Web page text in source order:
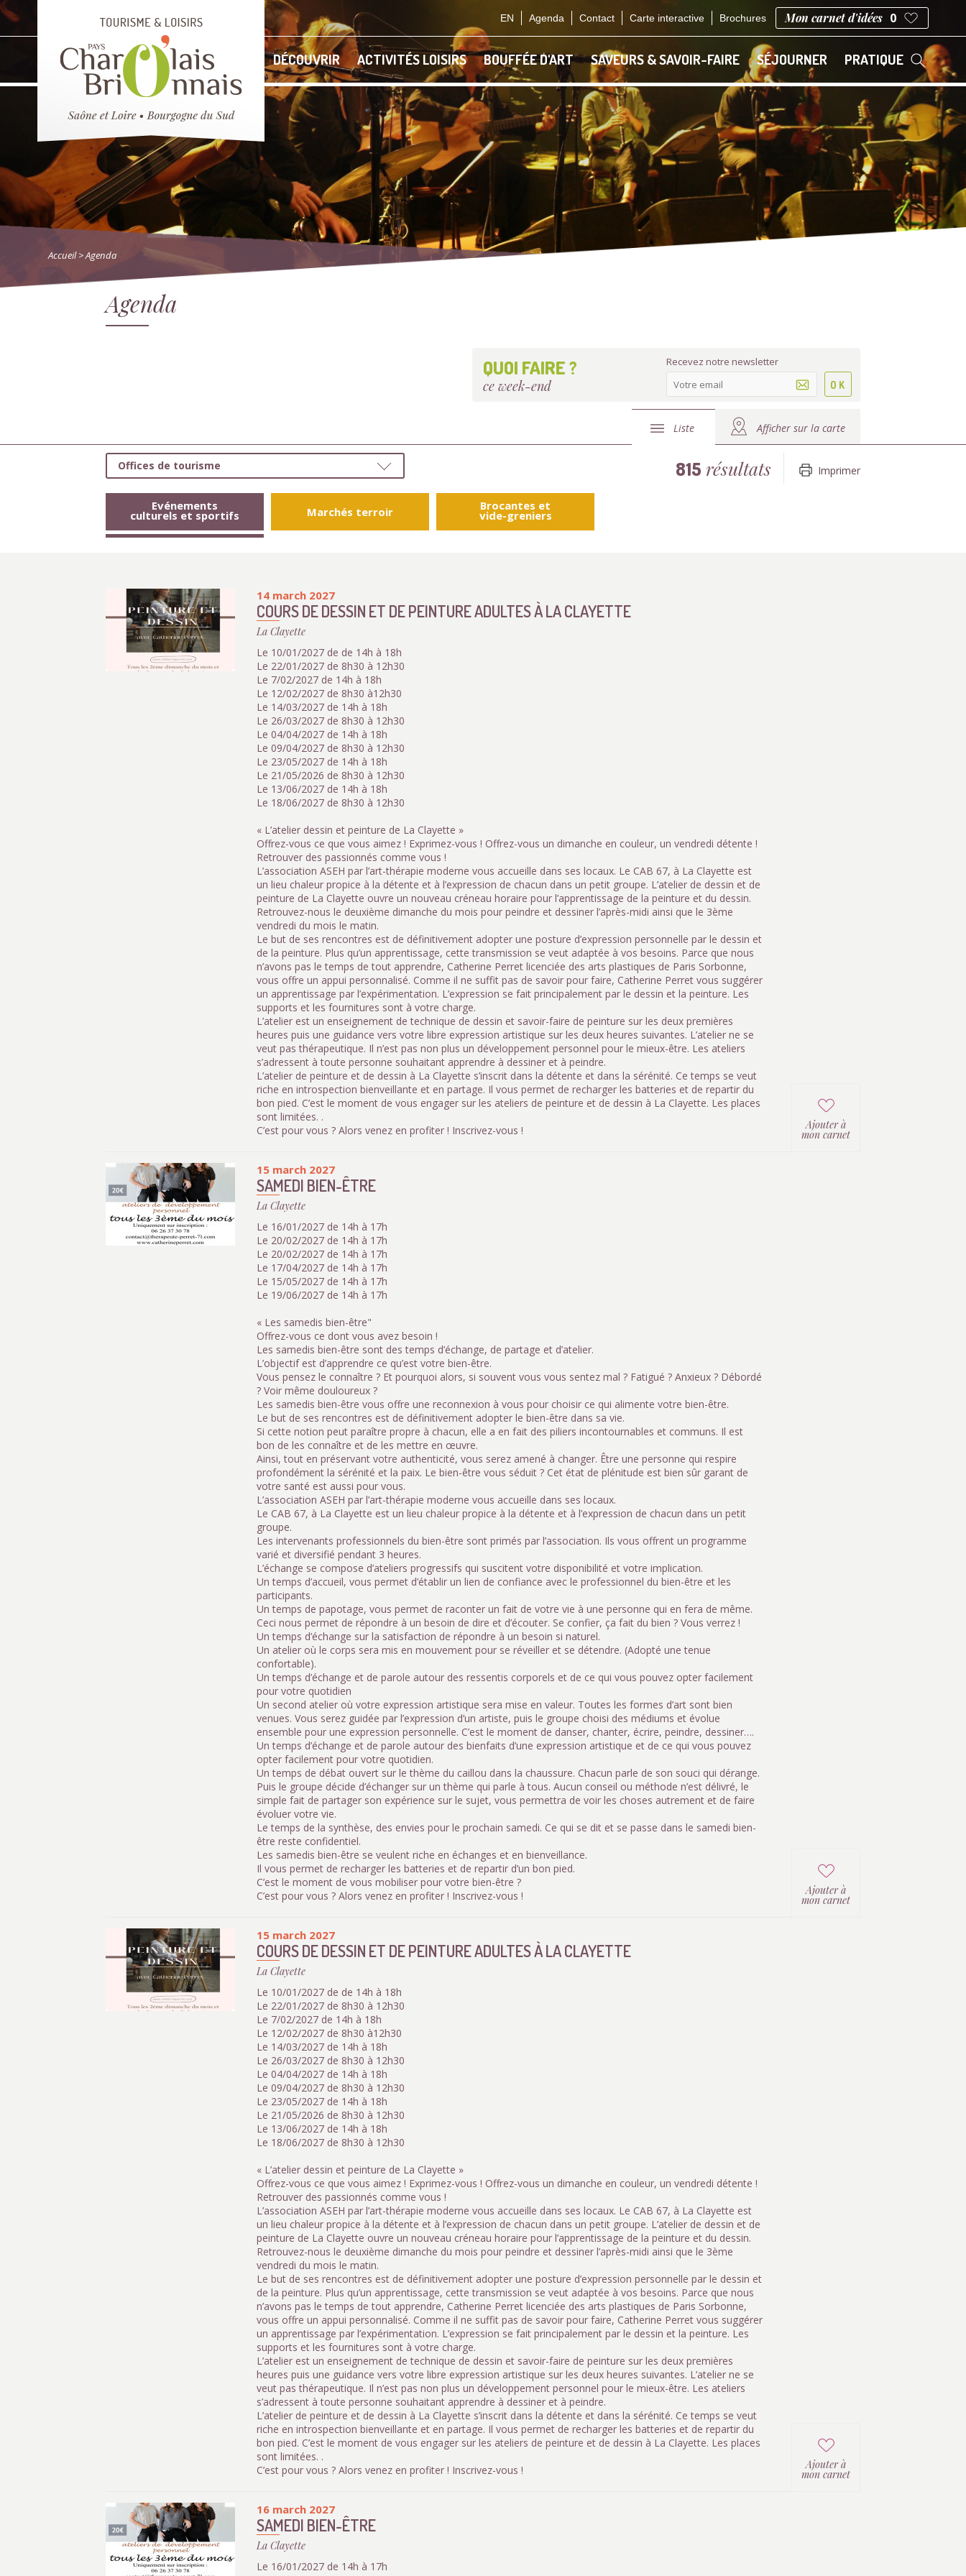
EN Agenda Contact Carte interactive Brochures Mon carnet d'idées 0
DÉCOUVRIR ACTIVITÉS LOISIRS BOUFFÉE D'ART SAVEURS & SAVOIR-FAIRE SÉJOURNER PRATIQUE
Accueil> Agenda
Agenda
QUOI FAIRE ?
ce week-end
Recevez notre newsletter
Liste Afficher sur la carte
Offices de tourisme 815 résultats Imprimer
Evénements
culturels et sportifs Marchés terroir Brocantes et
vide-greniers
14 march 2027
COURS DE DESSIN ET DE PEINTURE ADULTES À LA CLAYETTE
La Clayette
Le 10/01/2027 de de 14h à 18h
Le 22/01/2027 de 8h30 à 12h30
Le 7/02/2027 de 14h à 18h
Le 12/02/2027 de 8h30 à12h30
Le 14/03/2027 de 14h à 18h
Le 26/03/2027 de 8h30 à 12h30
Le 04/04/2027 de 14h à 18h
Le 09/04/2027 de 8h30 à 12h30
Le 23/05/2027 de 14h à 18h
Le 21/05/2026 de 8h30 à 12h30
Le 13/06/2027 de 14h à 18h
Le 18/06/2027 de 8h30 à 12h30
« L’atelier dessin et peinture de La Clayette »
Offrez-vous ce que vous aimez ! Exprimez-vous ! Offrez-vous un dimanche en couleur, un vendredi détente !
Retrouver des passionnés comme vous !
L’association ASEH par l’art-thérapie moderne vous accueille dans ses locaux. Le CAB 67, à La Clayette est
un lieu chaleur propice à la détente et à l’expression de chacun dans un petit groupe. L’atelier de dessin et de
peinture de La Clayette ouvre un nouveau créneau horaire pour l’apprentissage de la peinture et du dessin.
Retrouvez-nous le deuxième dimanche du mois pour peindre et dessiner l’après-midi ainsi que le 3ème
vendredi du mois le matin.
Le but de ses rencontres est de définitivement adopter une posture d’expression personnelle par le dessin et
de la peinture. Plus qu’un apprentissage, cette transmission se veut adaptée à vos besoins. Parce que nous
n’avons pas le temps de tout apprendre, Catherine Perret licenciée des arts plastiques de Paris Sorbonne,
vous offre un appui personnalisé. Comme il ne suffit pas de savoir pour faire, Catherine Perret vous suggérer
un apprentissage par l’expérimentation. L’expression se fait principalement par le dessin et la peinture. Les
supports et les fournitures sont à votre charge.
L’atelier est un enseignement de technique de dessin et savoir-faire de peinture sur les deux premières
heures puis une guidance vers votre libre expression artistique sur les deux heures suivantes. L’atelier ne se
veut pas thérapeutique. Il n’est pas non plus un développement personnel pour le mieux-être. Les ateliers
s’adressent à toute personne souhaitant apprendre à dessiner et à peindre.
L’atelier de peinture et de dessin à La Clayette s’inscrit dans la détente et dans la sérénité. Ce temps se veut
riche en introspection bienveillante et en partage. Il vous permet de recharger les batteries et de repartir du
bon pied. C’est le moment de vous engager sur les ateliers de peinture et de dessin à La Clayette. Les places
sont limitées. .
C’est pour vous ? Alors venez en profiter ! Inscrivez-vous !
Ajouter à
mon carnet
15 march 2027
SAMEDI BIEN-ÊTRE
La Clayette
Le 16/01/2027 de 14h à 17h
Le 20/02/2027 de 14h à 17h
Le 20/02/2027 de 14h à 17h
Le 17/04/2027 de 14h à 17h
Le 15/05/2027 de 14h à 17h
Le 19/06/2027 de 14h à 17h
« Les samedis bien-être"
Offrez-vous ce dont vous avez besoin !
Les samedis bien-être sont des temps d’échange, de partage et d’atelier.
L’objectif est d’apprendre ce qu’est votre bien-être.
Vous pensez le connaître ? Et pourquoi alors, si souvent vous vous sentez mal ? Fatigué ? Anxieux ? Débordé
? Voir même douloureux ?
Les samedis bien-être vous offre une reconnexion à vous pour choisir ce qui alimente votre bien-être.
Le but de ses rencontres est de définitivement adopter le bien-être dans sa vie.
Si cette notion peut paraître propre à chacun, elle a en fait des piliers incontournables et communs. Il est
bon de les connaître et de les mettre en œuvre.
Ainsi, tout en préservant votre authenticité, vous serez amené à changer. Être une personne qui respire
profondément la sérénité et la paix. Le bien-être vous séduit ? Cet état de plénitude est bien sûr garant de
votre santé est aussi pour vous.
L’association ASEH par l’art-thérapie moderne vous accueille dans ses locaux.
Le CAB 67, à La Clayette est un lieu chaleur propice à la détente et à l’expression de chacun dans un petit
groupe.
Les intervenants professionnels du bien-être sont primés par l’association. Ils vous offrent un programme
varié et diversifié pendant 3 heures.
L’échange se compose d’ateliers progressifs qui suscitent votre disponibilité et votre implication.
Un temps d’accueil, vous permet d’établir un lien de confiance avec le professionnel du bien-être et les
participants.
Un temps de papotage, vous permet de raconter un fait de votre vie à une personne qui en fera de même.
Ceci nous permet de répondre à un besoin de dire et d’écouter. Se confier, ça fait du bien ? Vous verrez !
Un temps d’échange sur la satisfaction de répondre à un besoin si naturel.
Un atelier où le corps sera mis en mouvement pour se réveiller et se détendre. (Adopté une tenue
confortable).
Un temps d’échange et de parole autour des ressentis corporels et de ce qui vous pouvez opter facilement
pour votre quotidien
Un second atelier où votre expression artistique sera mise en valeur. Toutes les formes d’art sont bien
venues. Vous serez guidée par l’expression d’un artiste, puis le groupe choisi des médiums et évolue
ensemble pour une expression personnelle. C’est le moment de danser, chanter, écrire, peindre, dessiner….
Un temps d’échange et de parole autour des bienfaits d’une expression artistique et de ce qui vous pouvez
opter facilement pour votre quotidien.
Un temps de débat ouvert sur le thème du caillou dans la chaussure. Chacun parle de son souci qui dérange.
Puis le groupe décide d’échanger sur un thème qui parle à tous. Aucun conseil ou méthode n’est délivré, le
simple fait de partager son expérience sur le sujet, vous permettra de voir les choses autrement et de faire
évoluer votre vie.
Le temps de la synthèse, des envies pour le prochain samedi. Ce qui se dit et se passe dans le samedi bien-
être reste confidentiel.
Les samedis bien-être se veulent riche en échanges et en bienveillance.
Il vous permet de recharger les batteries et de repartir d’un bon pied.
C’est le moment de vous mobiliser pour votre bien-être ?
C’est pour vous ? Alors venez en profiter ! Inscrivez-vous !
Ajouter à
mon carnet
15 march 2027
COURS DE DESSIN ET DE PEINTURE ADULTES À LA CLAYETTE
La Clayette
Le 10/01/2027 de de 14h à 18h
Le 22/01/2027 de 8h30 à 12h30
Le 7/02/2027 de 14h à 18h
Le 12/02/2027 de 8h30 à12h30
Le 14/03/2027 de 14h à 18h
Le 26/03/2027 de 8h30 à 12h30
Le 04/04/2027 de 14h à 18h
Le 09/04/2027 de 8h30 à 12h30
Le 23/05/2027 de 14h à 18h
Le 21/05/2026 de 8h30 à 12h30
Le 13/06/2027 de 14h à 18h
Le 18/06/2027 de 8h30 à 12h30
« L’atelier dessin et peinture de La Clayette »
Offrez-vous ce que vous aimez ! Exprimez-vous ! Offrez-vous un dimanche en couleur, un vendredi détente !
Retrouver des passionnés comme vous !
L’association ASEH par l’art-thérapie moderne vous accueille dans ses locaux. Le CAB 67, à La Clayette est
un lieu chaleur propice à la détente et à l’expression de chacun dans un petit groupe. L’atelier de dessin et de
peinture de La Clayette ouvre un nouveau créneau horaire pour l’apprentissage de la peinture et du dessin.
Retrouvez-nous le deuxième dimanche du mois pour peindre et dessiner l’après-midi ainsi que le 3ème
vendredi du mois le matin.
Le but de ses rencontres est de définitivement adopter une posture d’expression personnelle par le dessin et
de la peinture. Plus qu’un apprentissage, cette transmission se veut adaptée à vos besoins. Parce que nous
n’avons pas le temps de tout apprendre, Catherine Perret licenciée des arts plastiques de Paris Sorbonne,
vous offre un appui personnalisé. Comme il ne suffit pas de savoir pour faire, Catherine Perret vous suggérer
un apprentissage par l’expérimentation. L’expression se fait principalement par le dessin et la peinture. Les
supports et les fournitures sont à votre charge.
L’atelier est un enseignement de technique de dessin et savoir-faire de peinture sur les deux premières
heures puis une guidance vers votre libre expression artistique sur les deux heures suivantes. L’atelier ne se
veut pas thérapeutique. Il n’est pas non plus un développement personnel pour le mieux-être. Les ateliers
s’adressent à toute personne souhaitant apprendre à dessiner et à peindre.
L’atelier de peinture et de dessin à La Clayette s’inscrit dans la détente et dans la sérénité. Ce temps se veut
riche en introspection bienveillante et en partage. Il vous permet de recharger les batteries et de repartir du
bon pied. C’est le moment de vous engager sur les ateliers de peinture et de dessin à La Clayette. Les places
sont limitées. .
C’est pour vous ? Alors venez en profiter ! Inscrivez-vous !
Ajouter à
mon carnet
16 march 2027
SAMEDI BIEN-ÊTRE
La Clayette
Le 16/01/2027 de 14h à 17h